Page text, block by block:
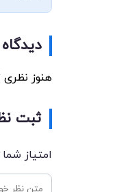
هنوز
ثبت
امتیاز شما